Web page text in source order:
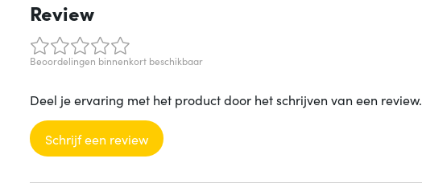
Review
Beoordelingen binnenkort beschikbaar
Deel je ervaring met het product door het schrijven van een review.
Schrijf een review